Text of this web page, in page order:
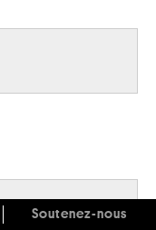
Soutenez-nous